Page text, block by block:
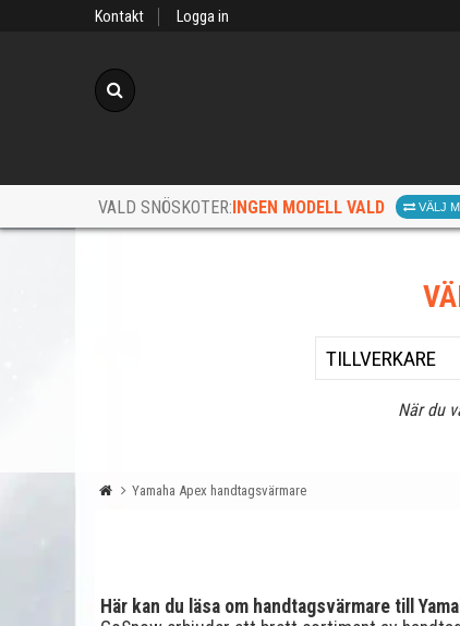
Kontakt Logga in
VALD SNÖSKOTER:INGEN MODELL VALD VÄLJ
När du
Yamaha Apex handtagsvärmare
Här kan du läsa om handtagsvärmare till